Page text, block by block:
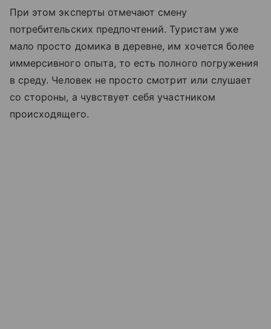
При этом эксперты отмечают смену
потребительских предпочтений. Туристам уже
мало просто домика в деревне, им хочется более
иммерсивного опыта, то есть полного погружения
в среду. Человек не просто смотрит или слушает
со стороны, а чувствует себя участником
происходящего.